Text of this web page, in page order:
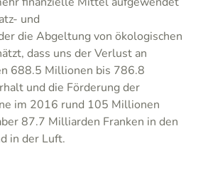
und
die Abgeltung von ökologischen
dass uns der Verlust an
688.5 Millionen bis 786.8
und die Förderung der
im 2016 rund 105 Millionen
87.7 Milliarden Franken in den
in der Luft.